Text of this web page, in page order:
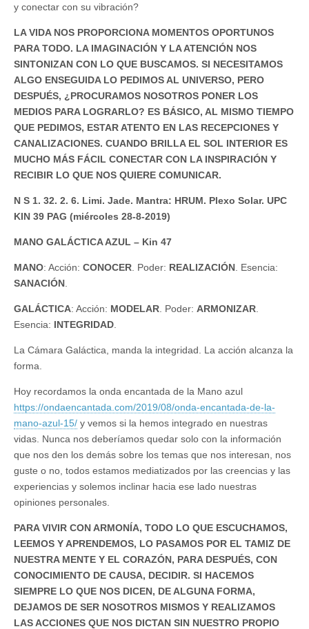
y conectar con su vibración?
LA VIDA NOS PROPORCIONA MOMENTOS OPORTUNOS
PARA TODO. LA IMAGINACIÓN Y LA ATENCIÓN NOS
SINTONIZAN CON LO QUE BUSCAMOS. SI NECESITAMOS
ALGO ENSEGUIDA LO PEDIMOS AL UNIVERSO, PERO
DESPUÉS, ¿PROCURAMOS NOSOTROS PONER LOS
MEDIOS PARA LOGRARLO? ES BÁSICO, AL MISMO TIEMPO
QUE PEDIMOS, ESTAR ATENTO EN LAS RECEPCIONES Y
CANALIZACIONES. CUANDO BRILLA EL SOL INTERIOR ES
MUCHO MÁS FÁCIL CONECTAR CON LA INSPIRACIÓN Y
RECIBIR LO QUE NOS QUIERE COMUNICAR.
N S 1. 32. 2. 6. Limi. Jade. Mantra: HRUM. Plexo Solar. UPC
KIN 39 PAG (miércoles 28-8-2019)
MANO GALÁCTICA AZUL – Kin 47
MANO: Acción: CONOCER . Poder: REALIZACIÓN . Esencia:
SANACIÓN
GALÁCTICA: Acción: MODELAR . Poder: ARMONIZAR
Esencia: INTEGRIDAD
La Cámara Galáctica, manda la integridad. La acción alcanza la
forma.
Hoy recordamos la onda encantada de la Mano azul
https://ondaencantada.com/2019/08/onda-encantada-de-la-
mano-azul-15/ y vemos si la hemos integrado en nuestras
vidas. Nunca nos deberíamos quedar solo con la información
que nos den los demás sobre los temas que nos interesan, nos
guste o no, todos estamos mediatizados por las creencias y las
experiencias y solemos inclinar hacia ese lado nuestras
opiniones personales.
PARA VIVIR CON ARMONÍA, TODO LO QUE ESCUCHAMOS,
LEEMOS Y APRENDEMOS, LO PASAMOS POR EL TAMIZ DE
NUESTRA MENTE Y EL CORAZÓN, PARA DESPUÉS, CON
CONOCIMIENTO DE CAUSA, DECIDIR. SI HACEMOS
SIEMPRE LO QUE NOS DICEN, DE ALGUNA FORMA,
DEJAMOS DE SER NOSOTROS MISMOS Y REALIZAMOS
LAS ACCIONES QUE NOS DICTAN SIN NUESTRO PROPIO